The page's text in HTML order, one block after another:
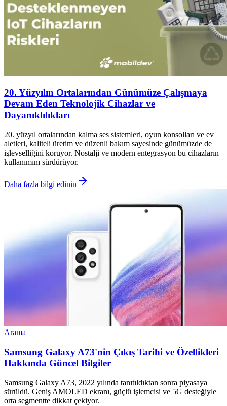
20. Yüzyılın Ortalarından Günümüze Çalışmaya
Devam Eden Teknolojik Cihazlar ve
Dayanıklılıkları
20. yüzyıl ortalarından kalma ses sistemleri, oyun konsolları ve ev
aletleri, kaliteli üretim ve düzenli bakım sayesinde günümüzde de
işlevselliğini koruyor. Nostalji ve modern entegrasyon bu cihazların
kullanımını sürdürüyor.
Daha fazla bilgi edinin
Arama
Samsung Galaxy A73'nin Çıkış Tarihi ve Özellikleri
Hakkında Güncel Bilgiler
Samsung Galaxy A73, 2022 yılında tanıtıldıktan sonra piyasaya
sürüldü. Geniş AMOLED ekranı, güçlü işlemcisi ve 5G desteğiyle
orta segmentte dikkat çekiyor.